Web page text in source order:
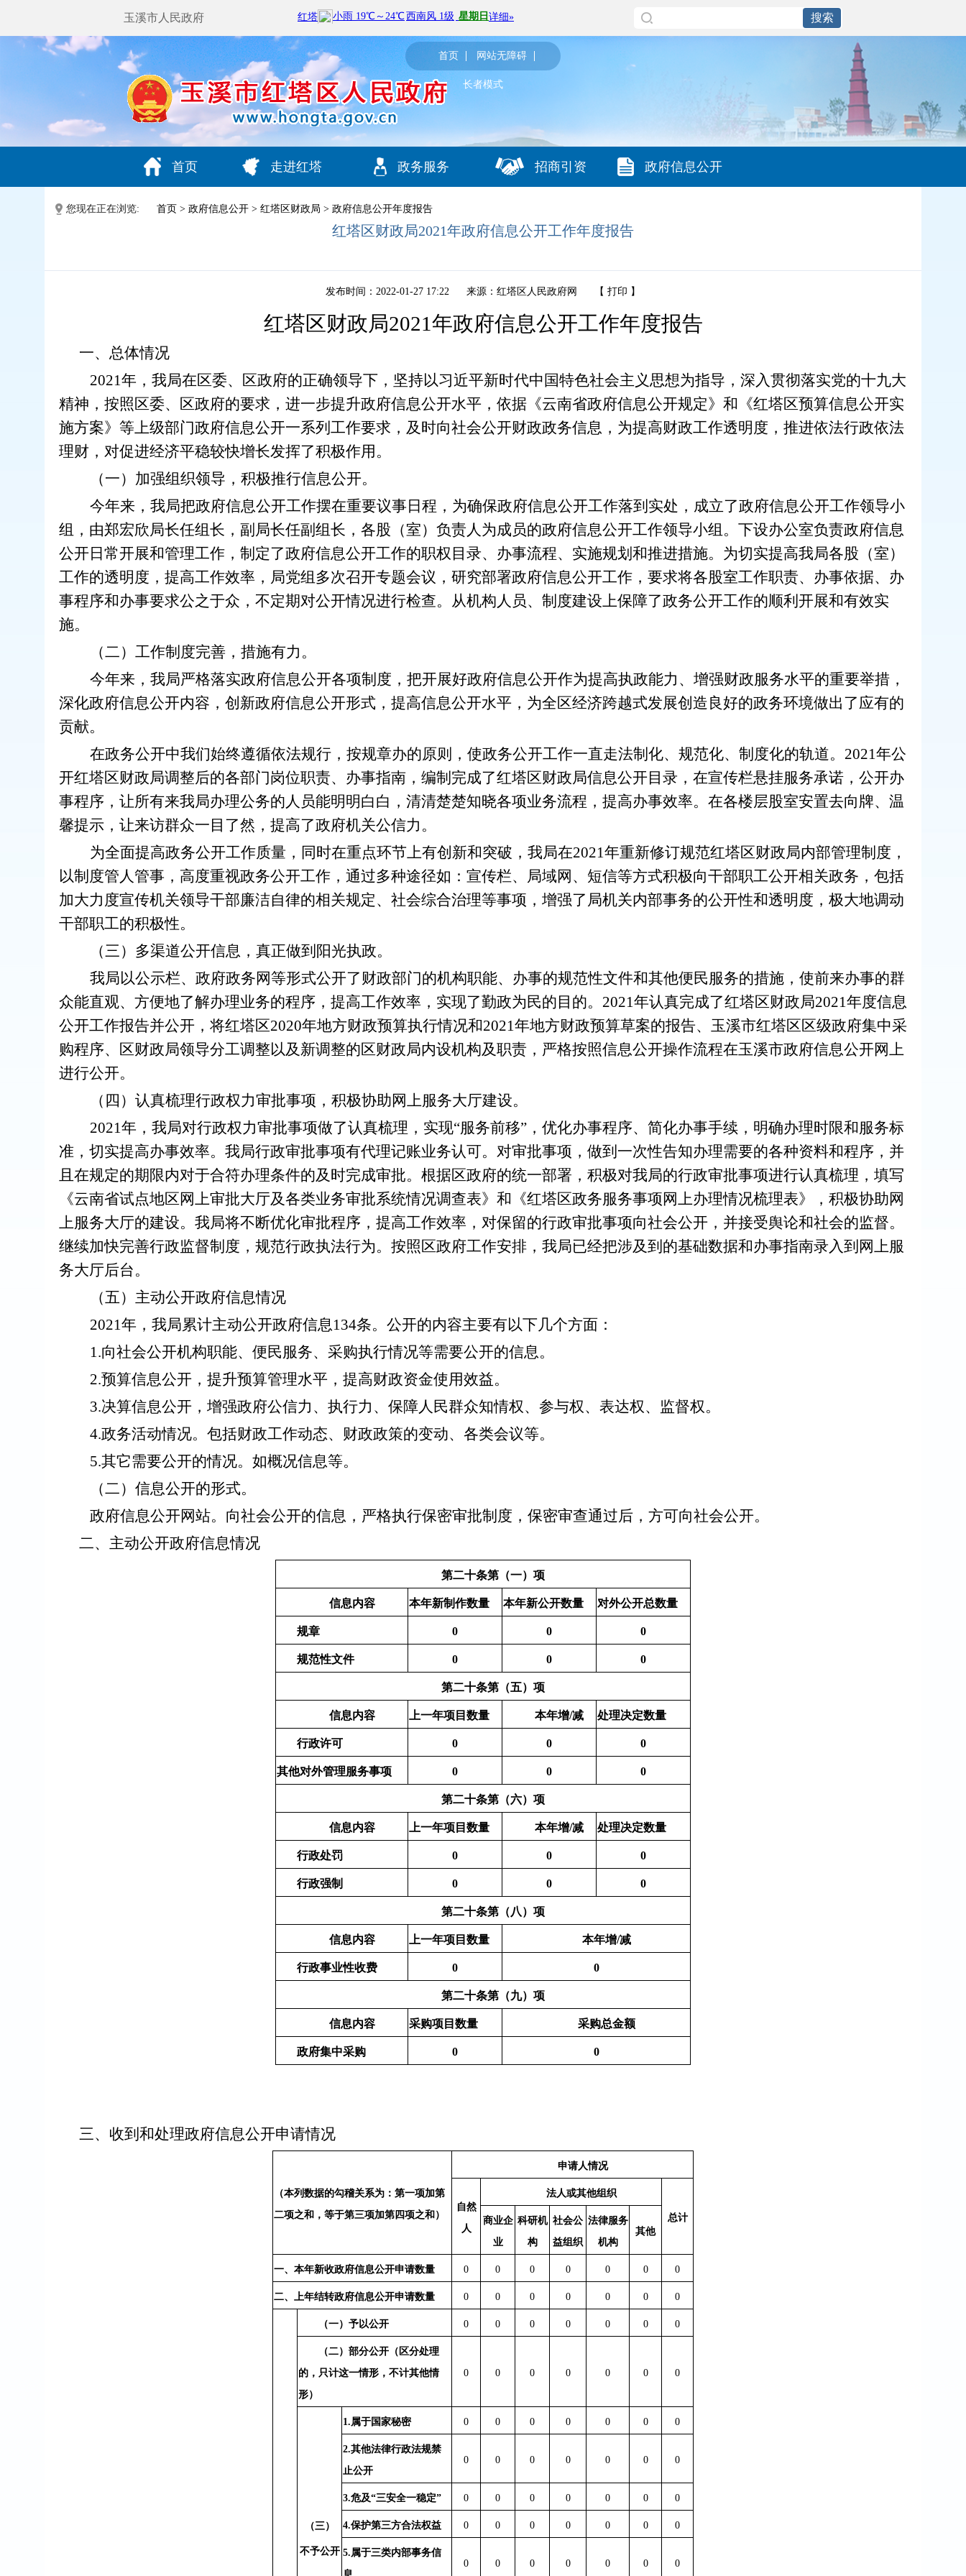
玉溪市人民政府
首页 网站无障碍
长者模式
首页 走进红塔 政务服务 招商引资 政府信息公开
您现在正在浏览: 首页 > 政府信息公开 > 红塔区财政局 > 政府信息公开年度报告
红塔区财政局2021年政府信息公开工作年度报告
发布时间：2022-01-27 17:22 来源：红塔区人民政府网 【 打印 】
红塔区财政局2021年政府信息公开工作年度报告
一、总体情况
2021年，我局在区委、区政府的正确领导下，坚持以习近平新时代中国特色社会主义思想为指导，深入贯彻落实党的十九大
精神，按照区委、区政府的要求，进一步提升政府信息公开水平，依据《云南省政府信息公开规定》和《红塔区预算信息公开实
施方案》等上级部门政府信息公开一系列工作要求， 及时向社会公开财政政务信息，为提高财政工作透明度，推进依法行政依法
理财，对促进经济平稳较快增长发挥了积极作用。
（一）加强组织领导，积极推行信息公开。
今年来，我局把政府信息公开工作摆在重要议事日程 ，为确保政府信息公开工作落到实处，成立了政府信息公开工作领导小
组 ， 由郑宏欣局长任组长，副局长任副组长，各股 （室）负责人为成员的政府信息公开工作领导小组。下设办公室负责政府信息
公开日常开展和管理工作，制定了政府信息公开工作的职权目录、办事流程、实施规划和推进措施。 为切实提高我局各股 （室）
工作的透明度，提高工作效率，局党组多次召开专题会议，研究部署政府信息公开工作，要求将各股室工作职责、办事依据、办
事程序和办事要求公之于众，不定期对公开情况进行检查。 从机构人员、制度建设上保障了政务公开工作的顺利开展和有效实
施。
（二）工作制度完善，措施有力。
今年来， 我局严格落实政府信息公开各项制度，把开展好政府信息公开作为提高执政能力、增强财政服务水平的重要举措，
深化政府信息公开内容，创新政府信息公开形式，提高信息公开水平，为全区经济跨越式发展创造良好的政务环境做出了应有的
贡献。
在政务公开中我们始终遵循依法规行，按规章办的原则，使政务公开工作一直走法制化、规范化、制度化的轨道。 2021年公
开红塔区财政局调整后的各部门岗位职责、办事指南 ， 编制完成了红塔区财政局信息公开目录， 在宣传栏悬挂服务承诺，公开办
事程序，让所有来我局办理公务的人员能明明白白，清清楚楚知晓各项业务流程，提高办事效率。在各楼层股室安置去向牌、 温
馨提示， 让来访群众一目了然 ，提高了政府机关公信力 。
为全面提高政务公开工作质量，同时在重点环节上有创新和突破，我局在2021年重新修订规范红塔区财政局内部管理制度，
以制度管人管事，高度重视政务公开工作， 通过多种途径如：宣传栏、局域网、短信等方式积极向干部职工公开相关政务 ，包括
加大力度宣传机关领导干部廉洁自律的相关规定、 社会综合治理等事项，增强了局机关内部事务的公开性和透明度，极大地调动
干部职工的积极性。
（三）多渠道公开信息，真正做到阳光执政。
我局以公示栏、政府政务网等形式公开了财政部门的机构职能、办事的规范性文件和其他便民服务的措施，使前来办事的群
众能直观、方便地了解办理业务的程序，提高工作效率，实现了勤政为民的目的。 2021年认真完成了红塔区财政局2021年度信息
公开工作报告并公开，将红塔区2020年地方财政预算执行情况和2021年地方财政预算草案的报告、 玉溪市红塔区区级政府集中采
购程序、区财政局领导分工调整以及新调整的区财政局内设机构及职责， 严格按照信息公开操作流程在玉溪市政府信息公开网上
进行公开。
（四）认真梳理行政权力审批事项，积极协助网上服务大厅建设。
2021年，我局对行政权力审批事项做了认真梳理，实现“服务前移”，优化办事程序、简化办事手续，明确办理时限和服务标
准，切实提高办事效率。 我局行政审批事项有代理记账业务认可。 对审批事项，做到一次性告知办理需要的各种资料和程序，并
且在规定的期限内对于合符办理条件的及时完成审批。根据区政府的统一部署，积极对我局的行政审批事项进行认真梳理，填写
《云南省试点地区网上审批大厅及各类业务审批系统情况调查表》和《红塔区政务服务事项网上办理情况梳理表》，积极协助网
上服务大厅的建设。 我局将不断优化审批程序，提高工作效率，对保留的行政审批事项向社会公开，并接受舆论和社会的监督。
继续加快完善行政监督制度，规范行政执法行为。按照区政府工作安排，我局已经把涉及到的基础数据和办事指南录入到网上服
务大厅后台。
（五） 主动公开政府信息情况
2021年，我局累计主动公开政府信息134条。公开的内容主要有以下几个方面：
1.向社会公开机构职能、便民服务、采购执行情况等需要公开的信息。
2.预算信息公开，提升预算管理水平，提高财政资金使用效益。
3.决算信息公开，增强政府公信力、执行力、保障人民群众知情权、参与权、表达权、监督权。
4.政务活动情况。包括财政工作动态、财政政策的变动、各类会议等。
5.其它需要公开的情况。如概况信息等。
（二）信息公开的形式。
政府信息公开网站。向社会公开的信息，严格执行保密审批制度，保密审查通过后，方可向社会公开。
二、主动公开政府信息情况
第二十条第（一）项
信息内容 本年新制作数量 本年新公开数量 对外公开总数量
规章 0 0 0
规范性文件 0 0 0
第二十条第（五）项
信息内容 上一年项目数量 本年增/减 处理决定数量
行政许可 0 0 0
其他对外管理服务事项 0 0 0
第二十条第（六）项
信息内容 上一年项目数量 本年增/减 处理决定数量
行政处罚 0 0 0
行政强制 0 0 0
第二十条第（八）项
信息内容 上一年项目数量 本年增/减
行政事业性收费 0 0
第二十条第（九）项
信息内容 采购项目数量 采购总金额
政府集中采购 0 0
三、收到和处理政府信息公开申请情况
（本列数据的勾稽关系为：第一项加第
二项之和，等于第三项加第四项之和）
申请人情况
自然
人
法人或其他组织
总计
商业企
业
科研机
构
社会公
益组织
法律服务
机构
其他
一、本年新收政府信息公开申请数量 0 0 0 0 0 0 0
二、上年结转政府信息公开申请数量 0 0 0 0 0 0 0
（一）予以公开 0 0 0 0 0 0 0
（二）部分公开（区分处理
的，只计这一情形，不计其他情
形）
0 0 0 0 0 0 0
（三）
不予公开
1.属于国家秘密 0 0 0 0 0 0 0
2.其他法律行政法规禁
止公开
0 0 0 0 0 0 0
3.危及“三安全一稳定” 0 0 0 0 0 0 0
4.保护第三方合法权益 0 0 0 0 0 0 0
5.属于三类内部事务信
0 0 0 0 0 0 0